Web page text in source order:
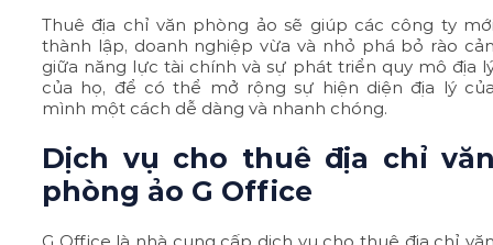
Thuê địa chỉ văn phòng ảo sẽ giúp các công ty
thành lập, doanh nghiệp vừa và nhỏ phá bỏ rào
giữa năng lực tài chính và sự phát triển quy mô địa
của họ, để có thể mở rộng sự hiện diện địa lý
mình một cách dễ dàng và nhanh chóng.
Dịch vụ cho thuê địa chỉ
phòng ảo G Office